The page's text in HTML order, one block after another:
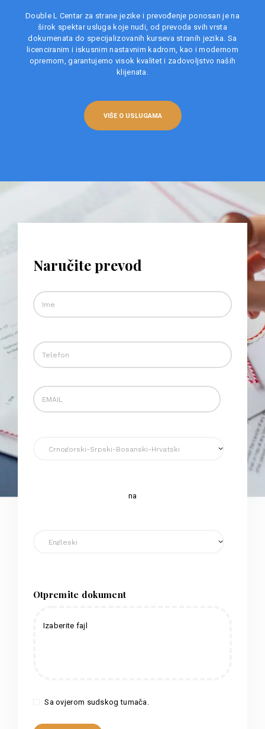
Double L Centar za strane jezike i prevođenje ponosan je na
širok spektar usluga koje nudi, od prevoda svih vrsta
dokumenata do specijalizovanih kurseva stranih jezika. Sa
licenciranim i iskusnim nastavnim kadrom, kao i modernom
opremom, garantujemo visok kvalitet i zadovoljstvo naših
klijenata.
VIŠE O USLUGAMA
Naručite prevod
na
Otpremite dokument
Izaberite fajl
Sa ovjerom sudskog tumača.